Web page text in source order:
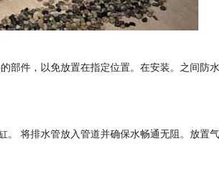
部件，以免放置在指定位置。在安装。之间防
将排水管放入管道并确保水畅通无阻。放置